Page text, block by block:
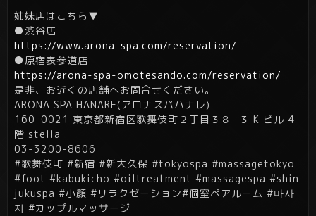
姉妹店はこちら▼
●渋谷店
https://www.arona-spa.com/reservation/
●原宿表参道店
https://arona-spa-omotesando.com/reservation/
是非、お近くの店舗へお問合せください。
ARONA SPA HANARE(アロナスパハナレ)
160-0021 東京都新宿区歌舞伎町２丁目３８−３ K ビル 4
階 stella
03-3200-8606
#歌舞伎町 #新宿 #新大久保 #tokyospa #massagetokyo
#foot #kabukicho #oiltreatment #massagespa #shin
jukuspa #小顔 #リラクゼーション#個室ペアルーム #마사
지 #カップルマッサージ